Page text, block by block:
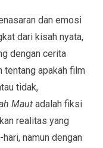
dan emosi
dari kisah nyata,
dengan cerita
tentang apakah film
tidak,
Maut adalah fiksi
realitas yang
namun dengan